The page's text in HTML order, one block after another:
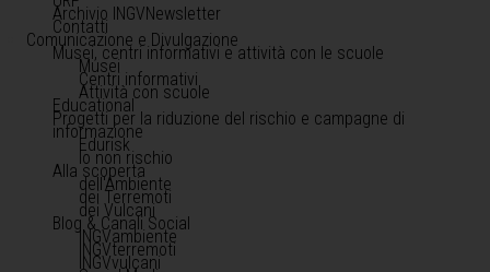
Archivio INGVNewsletter
Contatti
Comunicazione e Divulgazione
Musei, centri informativi e attività con le scuole
Musei
Centri informativi
Attività con scuole
Educational
Progetti per la riduzione del rischio e campagne di
informazione
Edurisk
Io non rischio
Alla scoperta
dell'Ambiente
dei Terremoti
dei Vulcani
Blog & Canali Social
INGVambiente
INGVterremoti
INGVvulcani